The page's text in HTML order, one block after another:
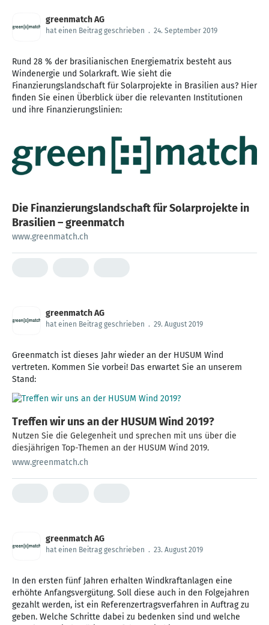
greenmatch AG
hat einen Beitrag geschrieben . 24. September 2019
Rund 28 % der brasilianischen Energiematrix besteht aus
Windenergie und Solarkraft. Wie sieht die
Finanzierungslandschaft für Solarprojekte in Brasilien aus? Hier
finden Sie einen Überblick über die relevanten Institutionen
und ihre Finanzierungslinien:
Die Finanzierungslandschaft für Solarprojekte in
Brasilien – greenmatch
www.greenmatch.ch
greenmatch AG
hat einen Beitrag geschrieben . 29. August 2019
Greenmatch ist dieses Jahr wieder an der HUSUM Wind
vertreten. Kommen Sie vorbei! Das erwartet Sie an unserem
Stand:
Treffen wir uns an der HUSUM Wind 2019?
Nutzen Sie die Gelegenheit und sprechen mit uns über die
diesjährigen Top-Themen an der HUSUM Wind 2019.
www.greenmatch.ch
greenmatch AG
hat einen Beitrag geschrieben . 23. August 2019
In den ersten fünf Jahren erhalten Windkraftanlagen eine
erhöhte Anfangsvergütung. Soll diese auch in den Folgejahren
gezahlt werden, ist ein Referenzertragsverfahren in Auftrag zu
geben. Welche Schritte dabei zu bedenken sind und welche